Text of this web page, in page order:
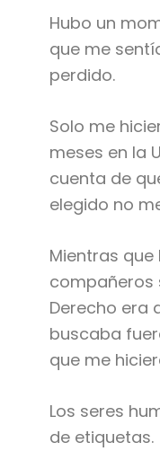
Hubo un
que me
perdido.
Solo me
meses en la
cuenta de
elegido no
Mientras
compañeros
Derecho era
buscaba
que me
Los seres
de etiquetas.